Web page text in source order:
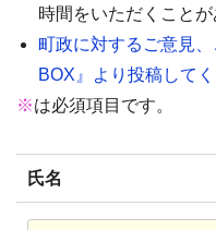
時間をいただくこと
町政に対するご意見
BOX』より投稿してく
※は必須項目です。
氏名